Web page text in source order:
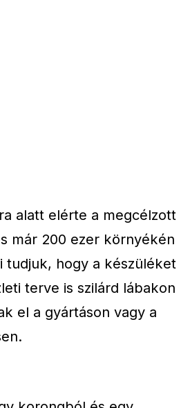
alatt elérte a megcélzott
már 200 ezer környékén
tudjuk, hogy a készüléket
terve is szilárd lábakon
el a gyártáson vagy a